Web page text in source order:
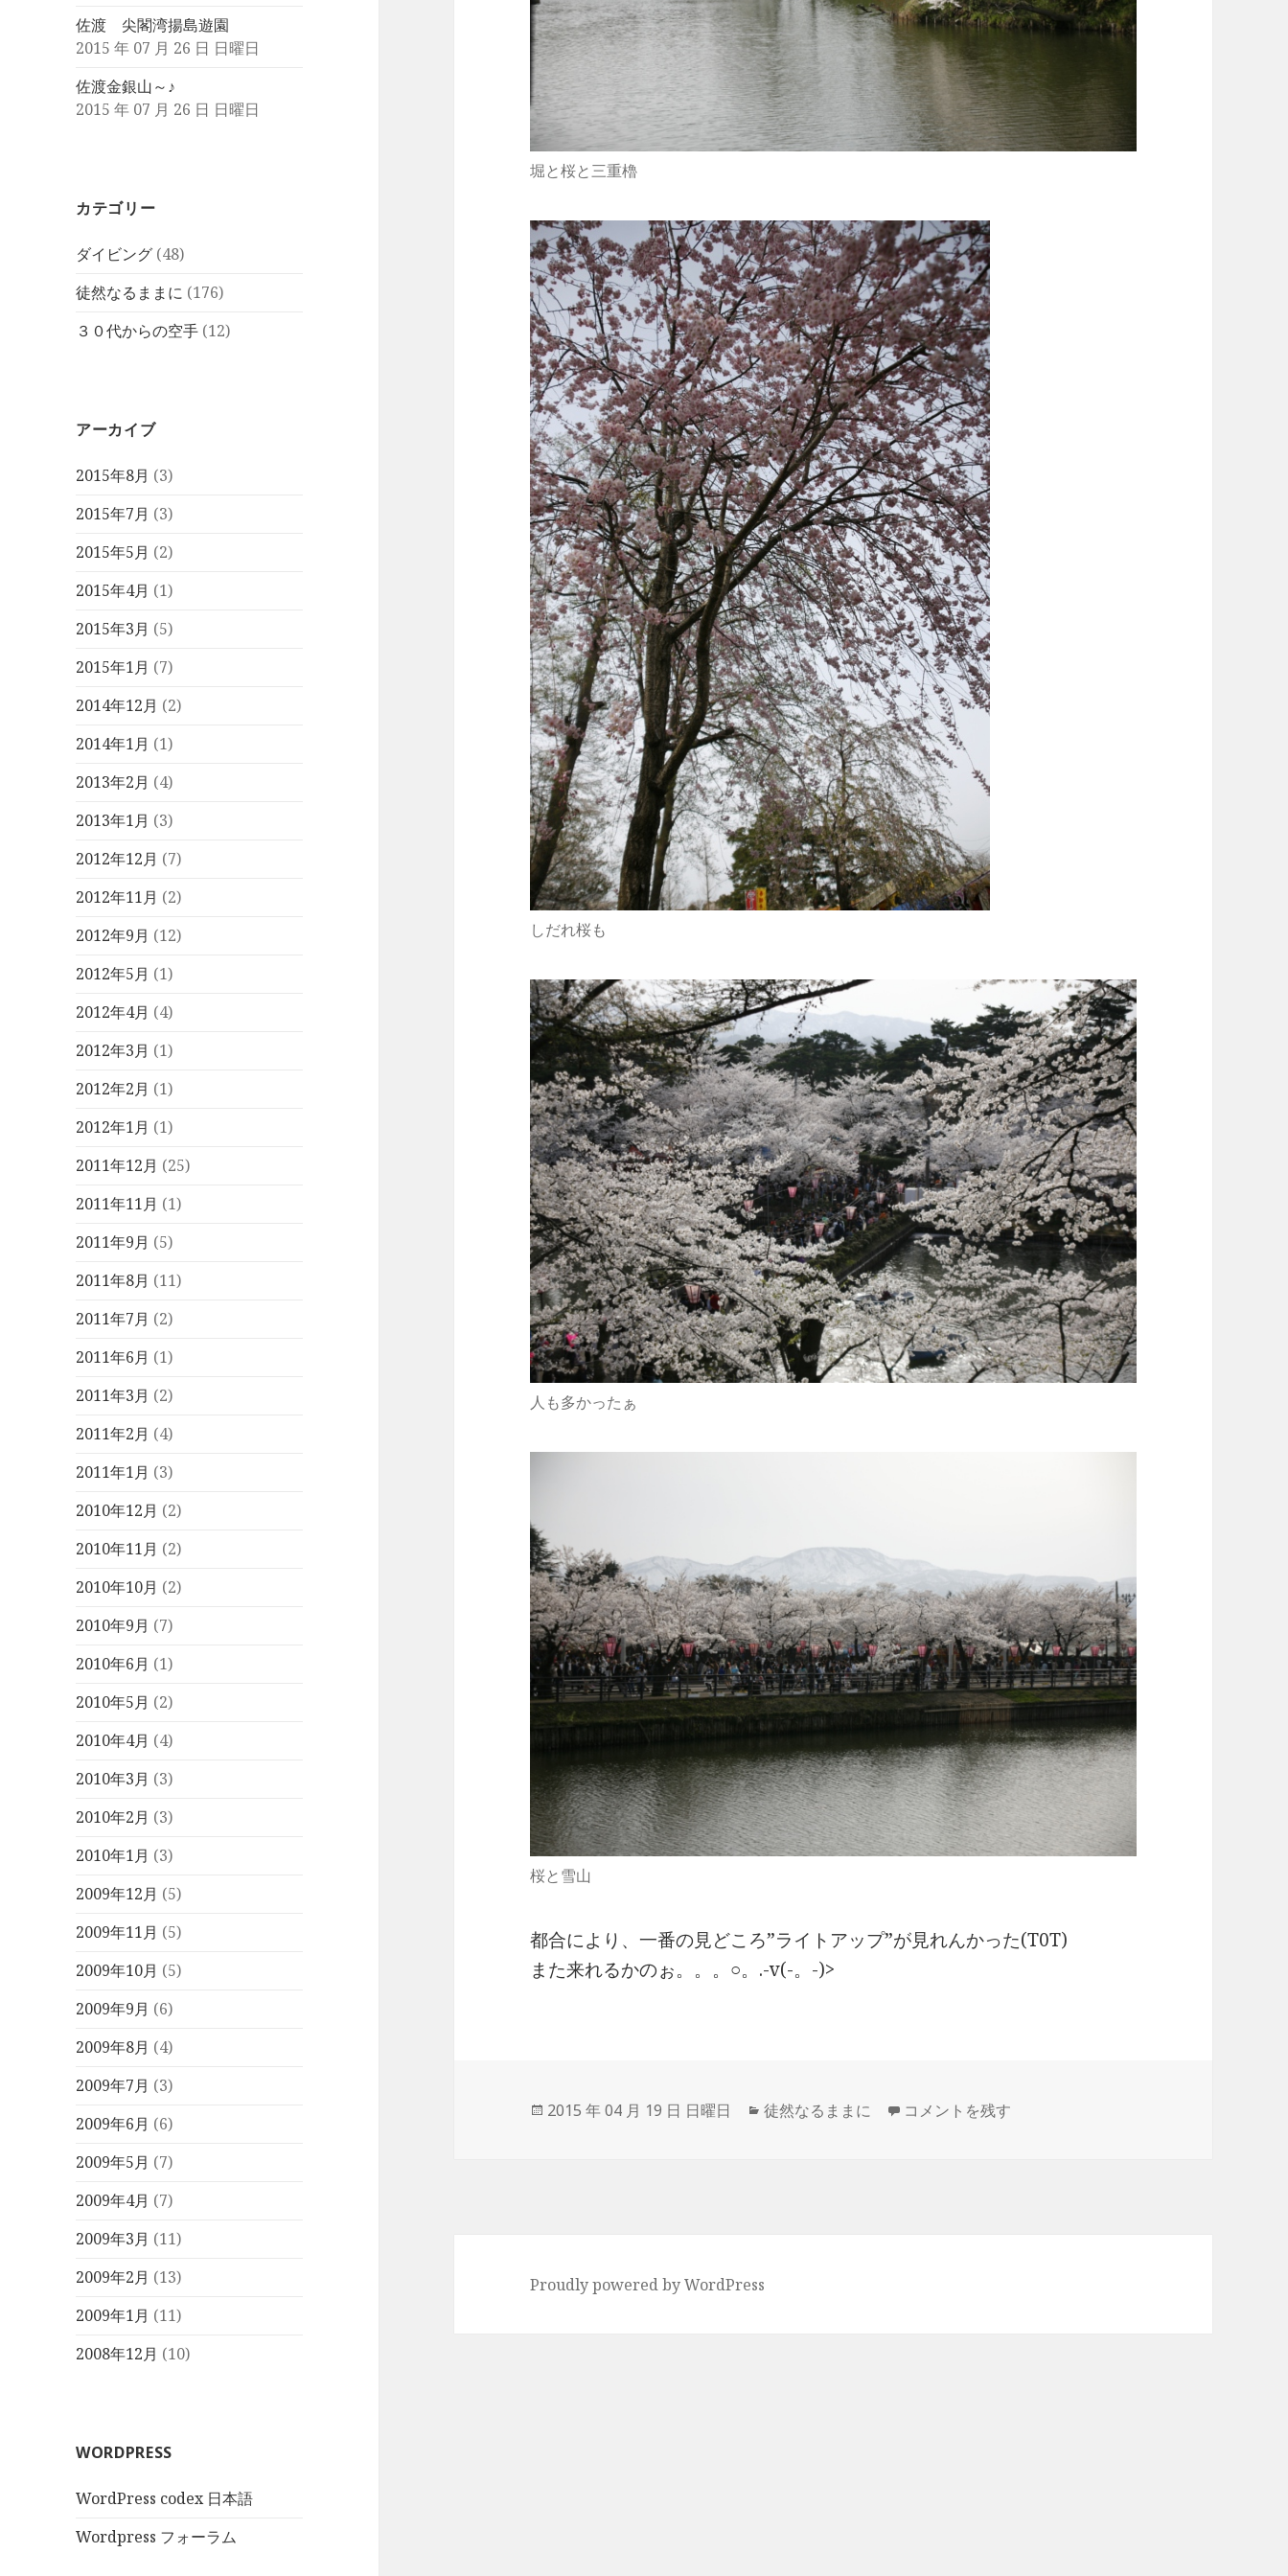
佐渡 尖閣湾揚島遊園
2015 年 07 月 26 日 日曜日
佐渡金銀山～♪
2015 年 07 月 26 日 日曜日
カテゴリー
ダイビング (48)
徒然なるままに (176)
３０代からの空手 (12)
アーカイブ
2015年8月 (3)
2015年7月 (3)
2015年5月 (2)
2015年4月 (1)
2015年3月 (5)
2015年1月 (7)
2014年12月 (2)
2014年1月 (1)
2013年2月 (4)
2013年1月 (3)
2012年12月 (7)
2012年11月 (2)
2012年9月 (12)
2012年5月 (1)
2012年4月 (4)
2012年3月 (1)
2012年2月 (1)
2012年1月 (1)
2011年12月 (25)
2011年11月 (1)
2011年9月 (5)
2011年8月 (11)
2011年7月 (2)
2011年6月 (1)
2011年3月 (2)
2011年2月 (4)
2011年1月 (3)
2010年12月 (2)
2010年11月 (2)
2010年10月 (2)
2010年9月 (7)
2010年6月 (1)
2010年5月 (2)
2010年4月 (4)
2010年3月 (3)
2010年2月 (3)
2010年1月 (3)
2009年12月 (5)
2009年11月 (5)
2009年10月 (5)
2009年9月 (6)
2009年8月 (4)
2009年7月 (3)
2009年6月 (6)
2009年5月 (7)
2009年4月 (7)
2009年3月 (11)
2009年2月 (13)
2009年1月 (11)
2008年12月 (10)
WORDPRESS
WordPress codex 日本語
Wordpress フォーラム
堀と桜と三重櫓
しだれ桜も
人も多かったぁ
桜と雪山
都合により、一番の見どころ”ライトアップ”が見れんかった(T0T)
また来れるかのぉ。。。○。.-v(-。-)>
投
2015 年 04 月 19 日 日曜日
カ
徒然なるままに 高田城百万人観桜会 2015 に
コメントを残す
Proudly powered by WordPress